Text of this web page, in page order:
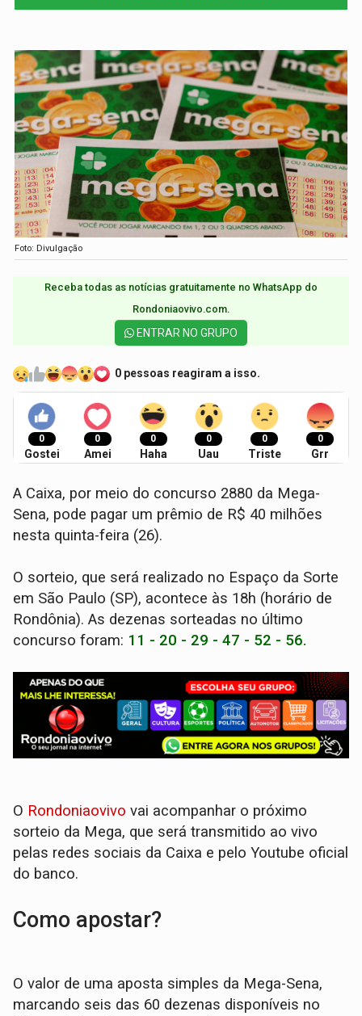
Foto: Divulgação
Receba todas as notícias gratuitamente no WhatsApp do
Rondoniaovivo.com.​
ENTRAR NO GRUPO
0 pessoas reagiram a isso.
0
Gostei
0
Amei
0
Haha
0
Uau
0
Triste
0
Grr
A Caixa, por meio do concurso 2880 da Mega-
Sena, pode pagar um prêmio de R$ 40 milhões
nesta quinta-feira (26).
O sorteio, que será realizado no Espaço da Sorte
em São Paulo (SP), acontece às 18h (horário de
Rondônia). As dezenas sorteadas no último
concurso foram: 11 - 20 - 29 - 47 - 52 - 56.
O Rondoniaovivo vai acompanhar o próximo
sorteio da Mega, que será transmitido ao vivo
pelas redes sociais da Caixa e pelo Youtube oficial
do banco.
Como apostar?
O valor de uma aposta simples da Mega-Sena,
marcando seis das 60 dezenas disponíveis no